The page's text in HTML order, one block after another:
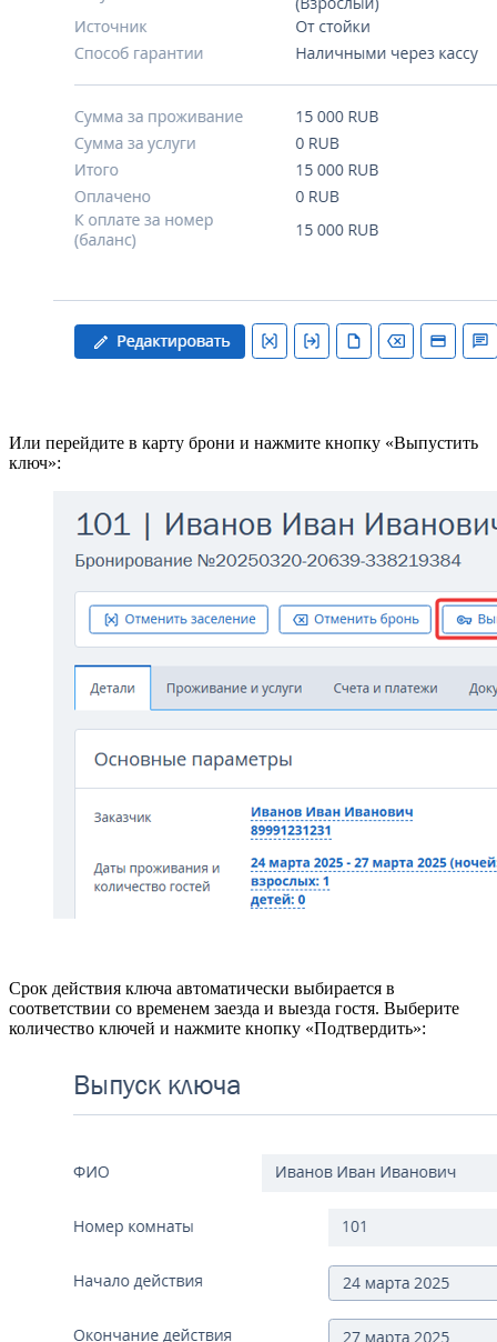
Или перейдите в карту брони и нажмите кнопку «Выпустить
ключ»:
Срок действия ключа автоматически выбирается в
соответствии со временем заезда и выезда гостя. Выберите
количество ключей и нажмите кнопку «Подтвердить»: